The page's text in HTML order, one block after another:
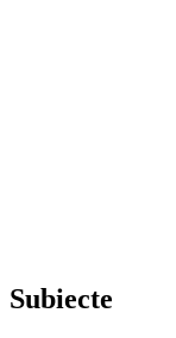
Subiecte